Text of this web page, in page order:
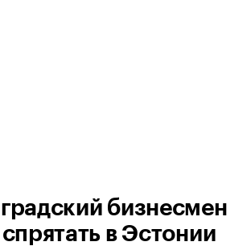
бизнесмен
в Эстонии